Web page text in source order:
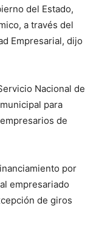
del Estado,
a través del
Empresarial, dijo
Nacional de
para
de
por
empresariado
de giros